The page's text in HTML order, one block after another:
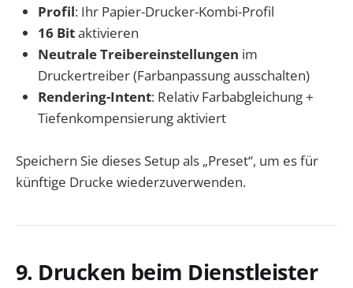
Profil: Ihr Papier-Drucker-Kombi-Profil
16 Bitaktivieren
Neutrale Treibereinstellungen im
Druckertreiber (Farbanpassung ausschalten)
Rendering-Intent: Relativ Farbabgleichung +
Tiefenkompensierung aktiviert
Speichern Sie dieses Setup als „Preset“, um es für
künftige Drucke wiederzuverwenden.
9. Drucken beim Dienstleister